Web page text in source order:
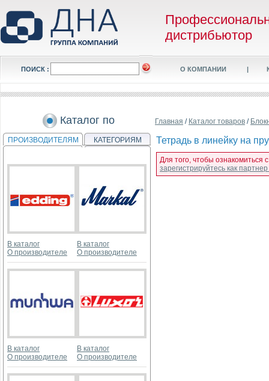
дистрибьютор
ПОИСК : О КОМПАНИИ |
Каталог по
ПРОИЗВОДИТЕЛЯМ КАТЕГОРИЯМ
В каталог
О производителе
В каталог
О производителе
В каталог
О производителе
В каталог
О производителе
Главная / Каталог товаров /
Тетрадь в линейку на
Для того, чтобы ознакомиться
зарегистрируйтесь как